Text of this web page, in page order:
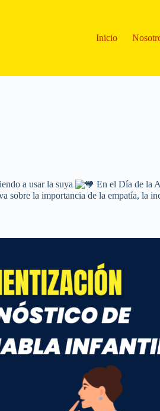
Inicio
a usar la suya
En el Día de la
sobre la importancia de la empatía, la